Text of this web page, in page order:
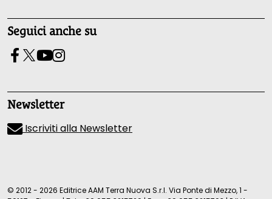
Seguici anche su
Newsletter
Iscriviti alla Newsletter
© 2012 - 2026 Editrice AAM Terra Nuova S.r.l. Via Ponte di Mezzo, 1 -